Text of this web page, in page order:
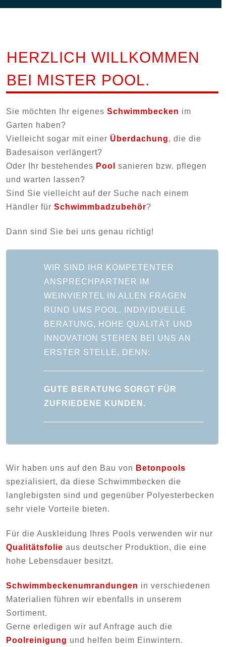
HERZLICH WILLKOMMEN
BEI MISTER POOL.
Sie möchten Ihr eigenes Schwimmbecken im
Garten haben?
Vielleicht sogar mit einer Überdachung, die die
Badesaison verlängert?
Oder Ihr bestehendes Pool
sanieren bzw. pflegen
und warten lassen?
Sind Sie vielleicht auf der Suche nach einem
Händler für Schwimmbadzubehör?
Dann sind Sie bei uns genau richtig!
WIR SIND IHR KOMPETENTER
ANSPRECHPARTNER IM
WEINVIERTEL IN ALLEN FRAGEN
RUND UMS POOL. INDIVIDUELLE
BERATUNG, HOHE QUALITÄT UND
INNOVATION STEHEN BEI UNS AN
ERSTER STELLE, DENN:
GUTE BERATUNG SORGT FÜR
ZUFRIEDENE KUNDEN.
Wir haben uns auf den Bau von Betonpools
spezialisiert, da diese Schwimmbecken die
langlebigsten sind und gegenüber Polyesterbecken
sehr viele Vorteile bieten.
Für die Auskleidung Ihres Pools verwenden wir nur
Qualitätsfolie aus deutscher Produktion, die eine
hohe Lebensdauer besitzt.
Schwimmbeckenumrandungen in verschiedenen
Materialien führen wir ebenfalls in unserem
Sortiment.
Gerne erledigen wir auf Anfrage auch die
Poolreinigung und helfen beim Einwintern.